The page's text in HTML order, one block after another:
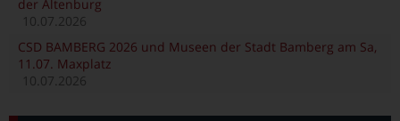
der Altenburg
10.07.2026
CSD BAMBERG 2026 und Museen der Stadt Bamberg am Sa,
11.07. Maxplatz
10.07.2026